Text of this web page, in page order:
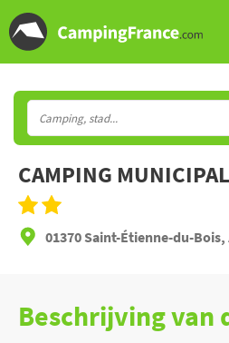
CAMPING
01370 Saint-Étienne-du-Bois,
Beschrijving van